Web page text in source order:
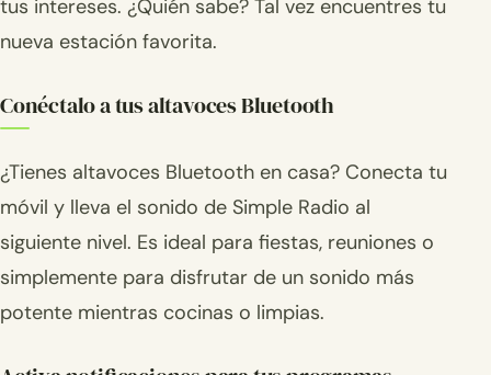
tus intereses. ¿Quién sabe? Tal vez encuentres tu
nueva estación favorita.
Conéctalo a tus altavoces Bluetooth
¿Tienes altavoces Bluetooth en casa? Conecta tu
móvil y lleva el sonido de Simple Radio al
siguiente nivel. Es ideal para fiestas, reuniones o
simplemente para disfrutar de un sonido más
potente mientras cocinas o limpias.